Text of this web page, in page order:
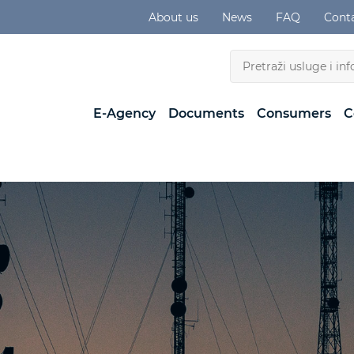
About us News FAQ
E-Agency Documents Consumers